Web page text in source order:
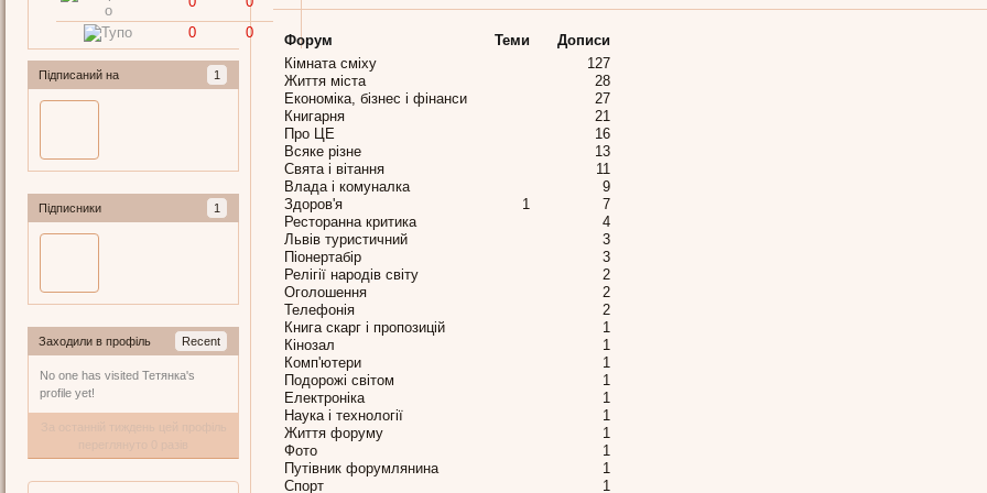
0
0
Підписаний на 1
Підписники 1
Заходили в профіль Recent
No one has visited Тетянка's
profile yet!
Форум Теми
Дописи
Кімната сміху
127
Життя міста
28
Економіка, бізнес і фінанси
27
Книгарня
21
Про ЦЕ
16
Всяке різне
13
Свята і вітання
11
Влада і комуналка
9
Здоров'я
1
7
Ресторанна критика
4
Львів туристичний
3
Піонертабір
3
Релігії народів світу
2
Оголошення
2
Телефонія
2
Книга скарг і пропозицій
1
Кінозал
1
Комп'ютери
1
Подорожі світом
1
Електроніка
1
Наука і технології
1
Життя форуму
1
Фото
1
Путівник форумлянина
1
Спорт
1